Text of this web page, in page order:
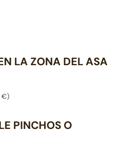
LA ZONA DEL ASA
€)
PINCHOS O